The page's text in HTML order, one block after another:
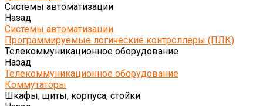
Системы автоматизации
Назад
Системы автоматизации
Программируемые логические контроллеры (ПЛК)
Телекоммуникационное оборудование
Назад
Телекоммуникационное оборудование
Коммутаторы
Шкафы, щиты, корпуса, стойки